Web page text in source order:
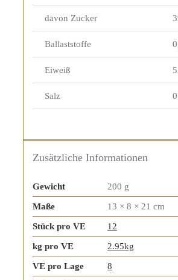
davon Zucker
Ballaststoffe
Eiweiß
Salz
Zusätzliche Informationen
Gewicht 200 g
Maße 13 × 8 × 21 cm
Stück pro VE 12
kg pro VE 2.95kg
VE pro Lage 8